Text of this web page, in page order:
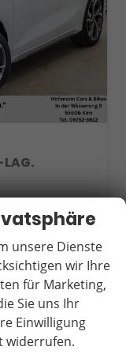
Gletscherweiß Metallic (2Y)
Sie an (PDF)
Fahrzeug parken
unsere Dienste
wir Ihre
für Marketing,
Sie uns Ihr
Einwilligung
widerrufen.